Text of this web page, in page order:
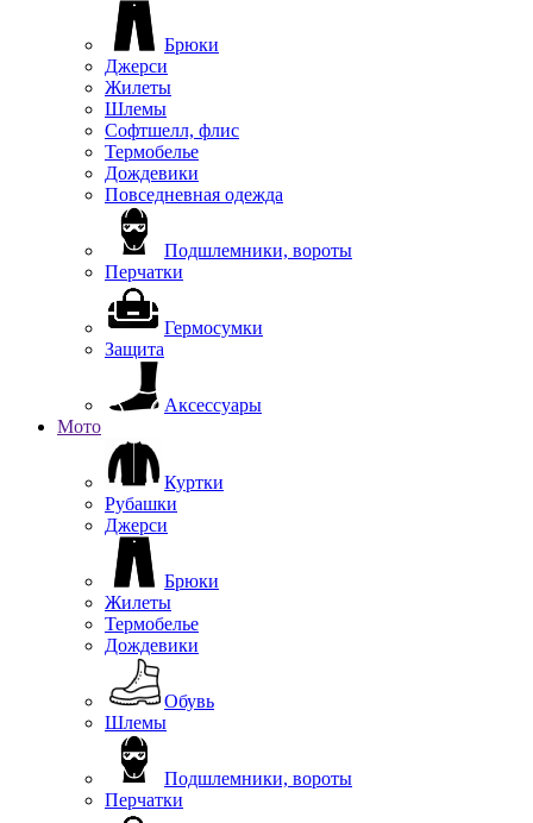
Брюки
Джерси
Жилеты
Шлемы
Софтшелл, флис
Термобелье
Дождевики
Повседневная одежда
Подшлемники, вороты
Перчатки
Гермосумки
Защита
Аксессуары
Мото
Куртки
Рубашки
Джерси
Брюки
Жилеты
Термобелье
Дождевики
Обувь
Шлемы
Подшлемники, вороты
Перчатки